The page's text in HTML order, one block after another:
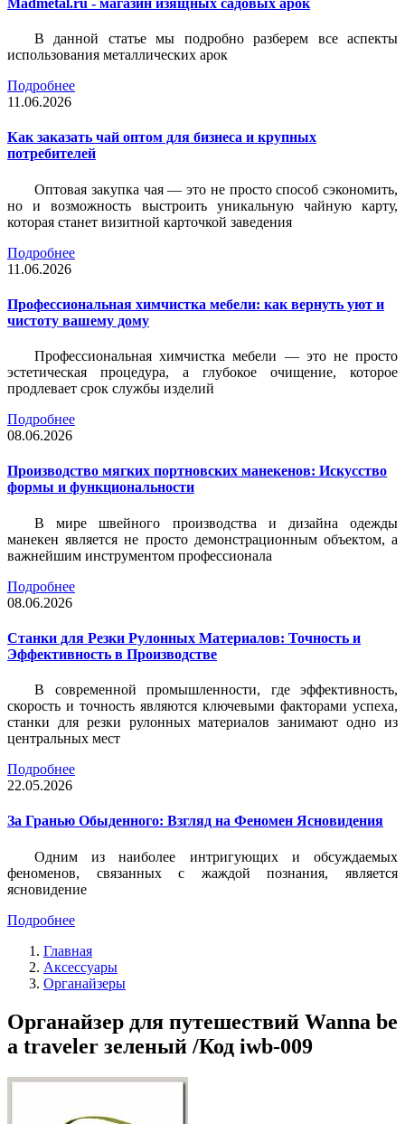
В данной статье мы подробно разберем все аспекты
использования металлических арок
Подробнее
11.06.2026
Как заказать чай оптом для бизнеса и крупных
потребителей
Оптовая закупка чая — это не просто способ сэкономить,
но и возможность выстроить уникальную чайную карту,
которая станет визитной карточкой заведения
Подробнее
11.06.2026
Профессиональная химчистка мебели: как вернуть уют и
чистоту вашему дому
Профессиональная химчистка мебели — это не просто
эстетическая процедура, а глубокое очищение, которое
продлевает срок службы изделий
Подробнее
08.06.2026
Производство мягких портновских манекенов: Искусство
формы и функциональности
В мире швейного производства и дизайна одежды
манекен является не просто демонстрационным объектом, а
важнейшим инструментом профессионала
Подробнее
08.06.2026
Станки для Резки Рулонных Материалов: Точность и
Эффективность в Производстве
В современной промышленности, где эффективность,
скорость и точность являются ключевыми факторами успеха,
станки для резки рулонных материалов занимают одно из
центральных мест
Подробнее
22.05.2026
За Гранью Обыденного: Взгляд на Феномен Ясновидения
Одним из наиболее интригующих и обсуждаемых
феноменов, связанных с жаждой познания, является
ясновидение
Подробнее
Главная
Аксессуары
Органайзеры
Органайзер для путешествий Wanna be
a traveler зеленый /Код iwb-009